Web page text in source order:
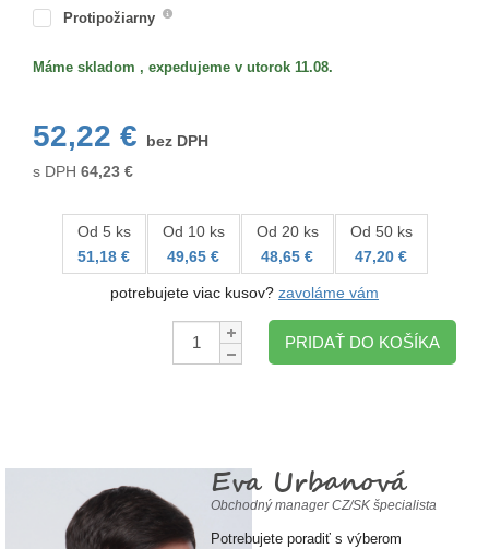
Protipožiarny
Máme skladom , expedujeme v utorok 11.08.
52,22 €
bez DPH
s DPH 64,23 €
Od 5 ks
51,18 €
Od 10 ks
49,65 €
Od 20 ks
48,65 €
Od 50 ks
47,20 €
potrebujete viac kusov? zavoláme vám
Množstvo:
PRIDAŤ DO KOŠÍKA
Eva Urbanová
Obchodný manager CZ/SK špecialista
Potrebujete poradiť s výberom